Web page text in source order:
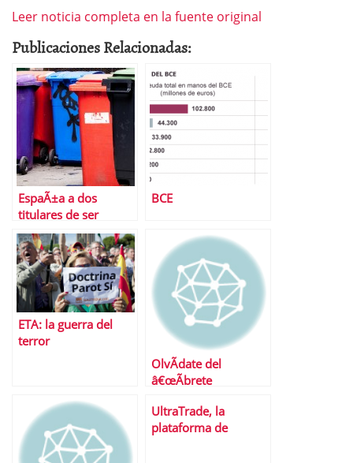
Leer noticia completa en la fuente original
Publicaciones Relacionadas:
EspaÃ±a a dos
titulares de ser
declarada bono
basura
BCE
ETA: la guerra del
terror
OlvÃ­date del
â€œÃbrete
decÃ¡ntate por el
â€œConcÃ©deme un
UltraTrade, la
plataforma de